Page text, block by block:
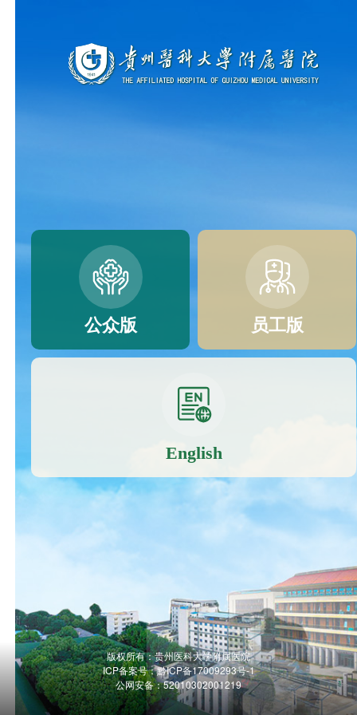
公众版 员工版
English
版权所有：贵州医科大学附属医院
ICP备案号：黔ICP备17009293号-1
公网安备：52010302001219